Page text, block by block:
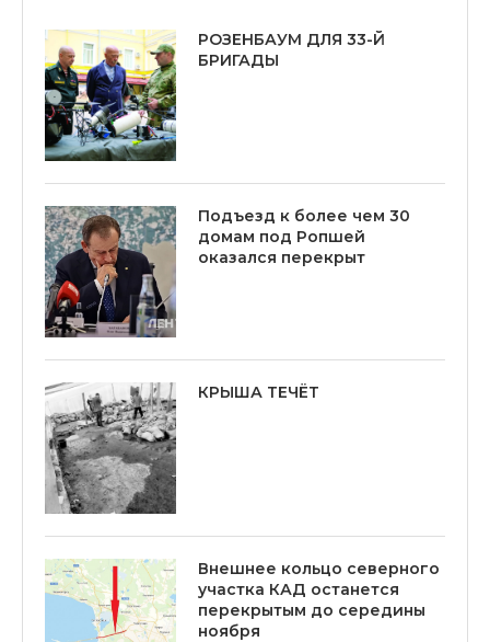
РОЗЕНБАУМ ДЛЯ 33-Й
БРИГАДЫ
Подъезд к более чем 30
домам под Ропшей
оказался перекрыт
КРЫША ТЕЧЁТ
Внешнее кольцо северного
участка КАД останется
перекрытым до середины
ноября